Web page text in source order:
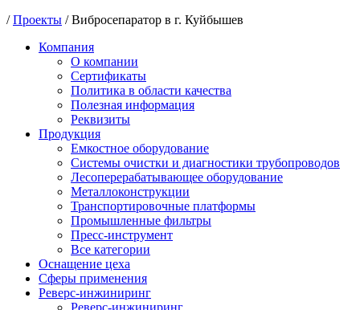
/Проекты /Вибросепаратор в г. Куйбышев
Компания
О компании
Сертификаты
Политика в области качества
Полезная информация
Реквизиты
Продукция
Емкостное оборудование
Системы очистки и диагностики трубопроводов
Лесоперерабатывающее оборудование
Металлоконструкции
Транспортировочные платформы
Промышленные фильтры
Пресс-инструмент
Все категории
Оснащение цеха
Сферы применения
Реверс-инжиниринг
Реверс-инжиниринг